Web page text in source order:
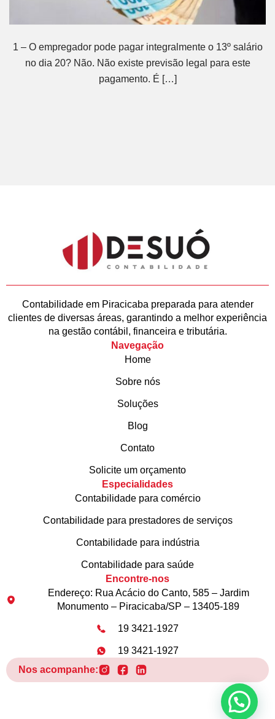
1 – O empregador pode pagar integralmente o 13º salário
no dia 20? Não. Não existe previsão legal para este
pagamento. É […]
Contabilidade em Piracicaba preparada para atender
clientes de diversas áreas, garantindo a melhor experiência
na gestão contábil, financeira e tributária.
Navegação
Home
Sobre nós
Soluções
Blog
Contato
Solicite um orçamento
Especialidades
Contabilidade para comércio
Contabilidade para prestadores de serviços
Contabilidade para indústria
Contabilidade para saúde
Encontre-nos
Endereço: Rua Acácio do Canto, 585 – Jardim
Monumento – Piracicaba/SP – 13405-189
19 3421-1927
19 3421-1927
Nos acompanhe: